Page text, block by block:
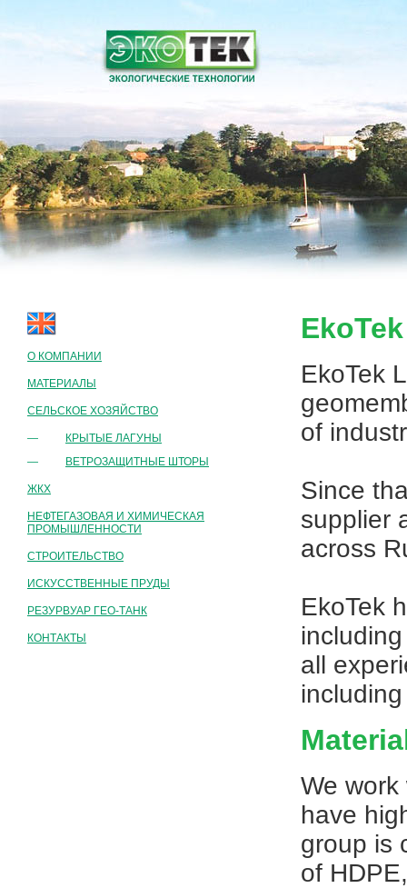
О КОМПАНИИ
МАТЕРИАЛЫ
СЕЛЬСКОЕ ХОЗЯЙСТВО
—
КРЫТЫЕ ЛАГУНЫ
—
ВЕТРОЗАЩИТНЫЕ ШТОРЫ
ЖКХ
НЕФТЕГАЗОВАЯ И ХИМИЧЕСКАЯ
ПРОМЫШЛЕННОСТИ
СТРОИТЕЛЬСТВО
ИСКУССТВЕННЫЕ ПРУДЫ
РЕЗУРВУАР ГЕО-ТАНК
КОНТАКТЫ
EkoTek
of
Since
supplier
across
EkoTek
all
We
have
group is
of